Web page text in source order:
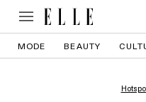
MODE BEAUTY